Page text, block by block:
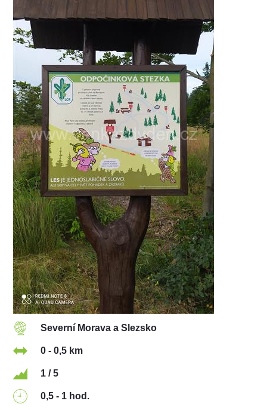
Severní Morava a Slezsko
0 - 0,5 km
1 / 5
0,5 - 1 hod.